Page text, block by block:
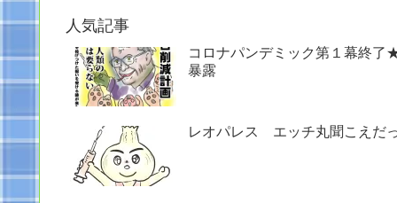
人気記事
コロナパンデミック第１幕終
暴露
レオパレス エッチ丸聞こえだ